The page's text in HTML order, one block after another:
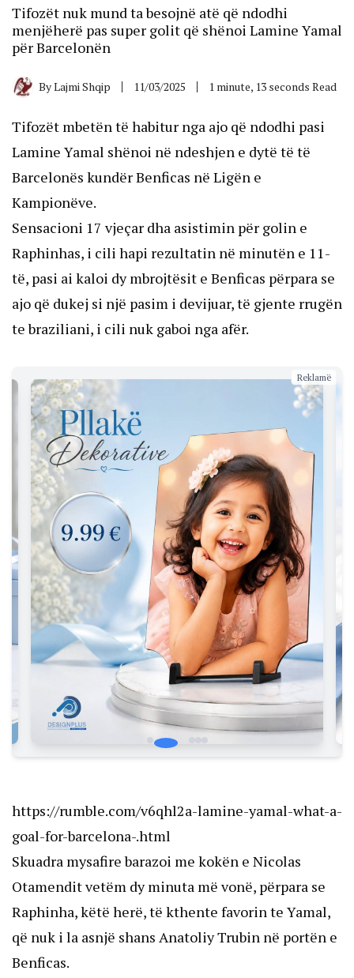
Tifozët nuk mund ta besojnë atë që ndodhi
menjëherë pas super golit që shënoi Lamine Yamal
për Barcelonën
ByLajmi Shqip 11/03/2025 1 minute, 13 seconds Read
Tifozët mbetën të habitur nga ajo që ndodhi pasi
Lamine Yamal shënoi në ndeshjen e dytë të të
Barcelonës kundër Benficas në Ligën e
Kampionëve.
Sensacioni 17 vjeçar dha asistimin për golin e
Raphinhas, i cili hapi rezultatin në minutën e 11-
të, pasi ai kaloi dy mbrojtësit e Benficas përpara se
ajo që dukej si një pasim i devijuar, të gjente rrugën
te braziliani, i cili nuk gaboi nga afër.
Reklamë
https://rumble.com/v6qhl2a-lamine-yamal-what-a-
goal-for-barcelona-.html
Skuadra mysafire barazoi me kokën e Nicolas
Otamendit vetëm dy minuta më vonë, përpara se
Raphinha, këtë herë, të kthente favorin te Yamal,
që nuk i la asnjë shans Anatoliy Trubin në portën e
Benficas.